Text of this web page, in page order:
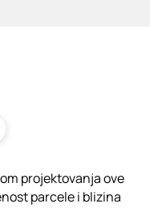
projektovanja ove
parcele i blizina